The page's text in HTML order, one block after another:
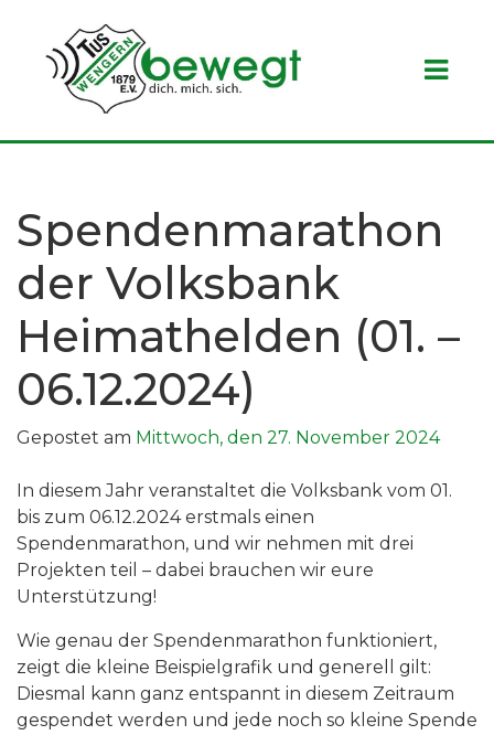
content
Spendenmarathon
der Volksbank
Heimathelden (01. –
06.12.2024)
Gepostet am Mittwoch, den 27. November 2024
In diesem Jahr veranstaltet die Volksbank vom 01.
bis zum 06.12.2024 erstmals einen
Spendenmarathon, und wir nehmen mit drei
Projekten teil – dabei brauchen wir eure
Unterstützung!
Wie genau der Spendenmarathon funktioniert,
zeigt die kleine Beispielgrafik und generell gilt:
Diesmal kann ganz entspannt in diesem Zeitraum
gespendet werden und jede noch so kleine Spende